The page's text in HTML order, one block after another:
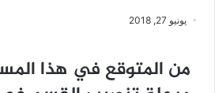
يونيو 27, 2018
من المتوقع في هذا